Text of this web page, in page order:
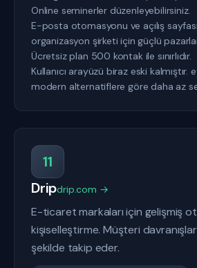
Online seminerler düzenleyebilirsiniz.
E-posta otomasyonu ve açılış
organizasyon şirketi için güçlü
Ücretsiz plan 500 kontak ile sınırlıdır.
Kullanıcı arayüzü biraz eski
modern alternatiflere göre daha az
11
Dripdrip.com →
E-ticaret markaları için gelişmiş
kişiselleştirme. Müşteri
şekilde takip eder.